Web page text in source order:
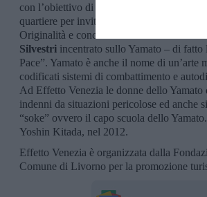
con l’obiettivo di promuovere i Diritti
quartiere per invitare le persone a
Originalità e concretezza si fondono ne
Silvestri incentrato sullo Yamato – di
Pace”. Yamato è anche il nome di
codificati sistemi di combattimento e
Ad Effetto Venezia le donne dello
indenni da situazioni pericolose ed anche
“soke” ovvero il capo scuola dello
Yoshin Kitada, nel 2012.
Effetto Venezia è organizzata dalla
Comune di Livorno per la promozione